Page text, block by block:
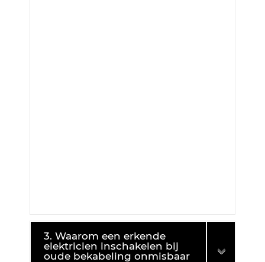
3. Waarom een erkende
elektricien inschakelen bij
oude bekabeling onmisbaar